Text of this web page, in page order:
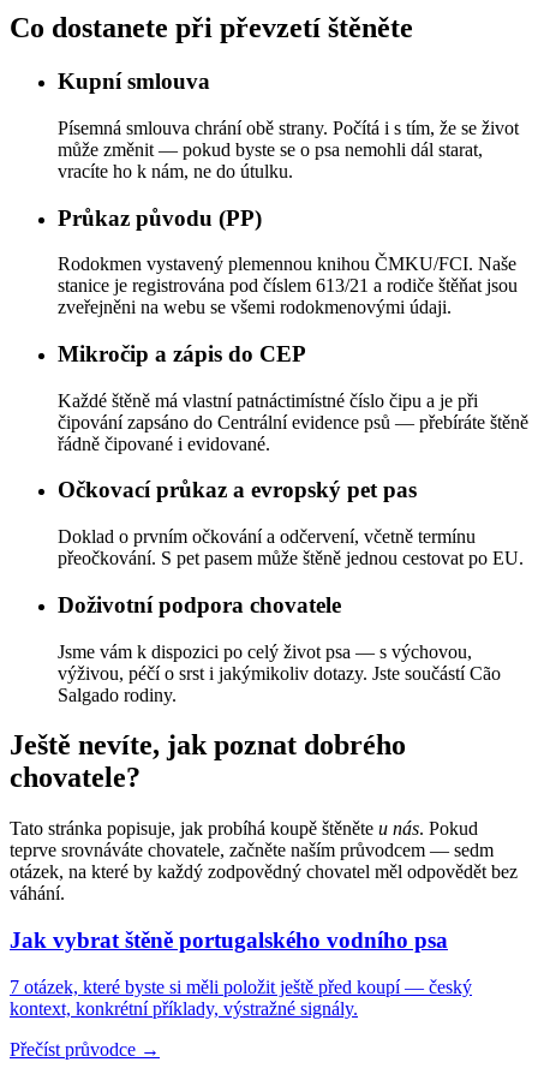
Co dostanete při převzetí štěněte
Kupní smlouva
Písemná smlouva chrání obě strany. Počítá i s tím, že se život
může změnit — pokud byste se o psa nemohli dál starat,
vracíte ho k nám, ne do útulku.
Průkaz původu (PP)
Rodokmen vystavený plemennou knihou ČMKU/FCI. Naše
stanice je registrována pod číslem 613/21 a rodiče štěňat jsou
zveřejněni na webu se všemi rodokmenovými údaji.
Mikročip a zápis do CEP
Každé štěně má vlastní patnáctimístné číslo čipu a je při
čipování zapsáno do Centrální evidence psů — přebíráte štěně
řádně čipované i evidované.
Očkovací průkaz a evropský pet pas
Doklad o prvním očkování a odčervení, včetně termínu
přeočkování. S pet pasem může štěně jednou cestovat po EU.
Doživotní podpora chovatele
Jsme vám k dispozici po celý život psa — s výchovou,
výživou, péčí o srst i jakýmikoliv dotazy. Jste součástí Cão
Salgado rodiny.
Ještě nevíte, jak poznat dobrého
chovatele?
Tato stránka popisuje, jak probíhá koupě štěněte u nás. Pokud
teprve srovnáváte chovatele, začněte naším průvodcem — sedm
otázek, na které by každý zodpovědný chovatel měl odpovědět bez
váhání.
Jak vybrat štěně portugalského vodního psa
7 otázek, které byste si měli položit ještě před koupí — český
kontext, konkrétní příklady, výstražné signály.
Přečíst průvodce →